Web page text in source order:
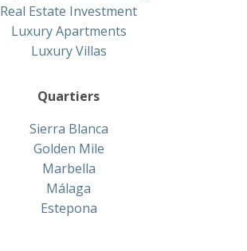
Real Estate Investment
Luxury Apartments
Luxury Villas
Quartiers
Sierra Blanca
Golden Mile
Marbella
Málaga
Estepona